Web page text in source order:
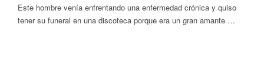
Este hombre venía enfrentando una enfermedad crónica y quiso
tener su funeral en una discoteca porque era un gran amante …